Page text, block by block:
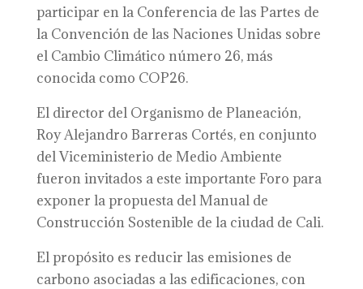
participar en la Conferencia de las Partes de
la Convención de las Naciones Unidas sobre
el Cambio Climático número 26, más
conocida como COP26.
El director del Organismo de Planeación,
Roy Alejandro Barreras Cortés, en conjunto
del Viceministerio de Medio Ambiente
fueron invitados a este importante Foro para
exponer la propuesta del Manual de
Construcción Sostenible de la ciudad de Cali.
El propósito es reducir las emisiones de
carbono asociadas a las edificaciones, con